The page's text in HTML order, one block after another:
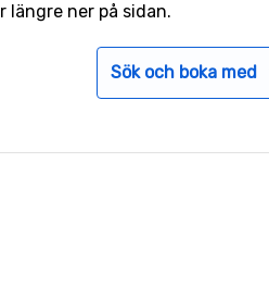
längre ner på sidan.
Sök och boka med